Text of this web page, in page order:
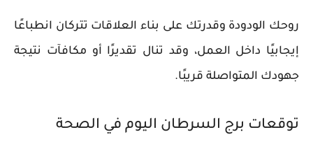
روحك الودودة وقدرتك على بناء العلاقات تتركان انطباعًا
إيجابيًا داخل العمل، وقد تنال تقديرًا أو مكافآت نتيجة
جهودك المتواصلة قريبًا.
توقعات برج السرطان اليوم في الصحة